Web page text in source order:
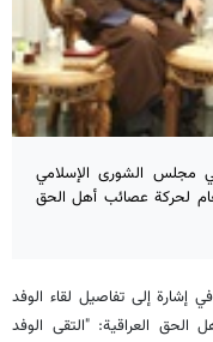
مجلس الشورى الإسلامي
العام لحركة عصائب أهل الحق
إشارة إلى تفاصيل لقاء الوفد
الحق العراقية: "التقى الوفد